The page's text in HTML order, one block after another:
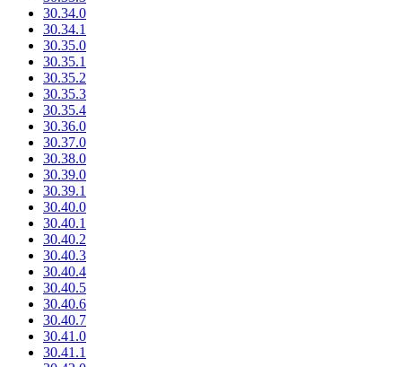
30.34.0
30.34.1
30.35.0
30.35.1
30.35.2
30.35.3
30.35.4
30.36.0
30.37.0
30.38.0
30.39.0
30.39.1
30.40.0
30.40.1
30.40.2
30.40.3
30.40.4
30.40.5
30.40.6
30.40.7
30.41.0
30.41.1